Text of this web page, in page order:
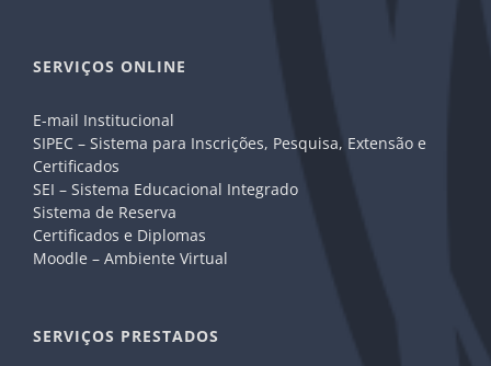
SERVIÇOS ONLINE
E-mail Institucional
SIPEC – Sistema para Inscrições, Pesquisa, Extensão e
Certificados
SEI – Sistema Educacional Integrado
Sistema de Reserva
Certificados e Diplomas
Moodle – Ambiente Virtual
SERVIÇOS PRESTADOS